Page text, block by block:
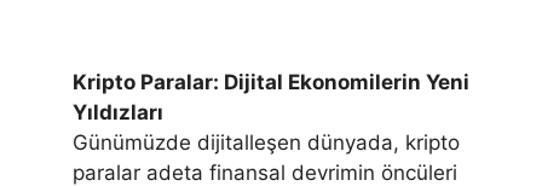
Kripto Paralar: Dijital Ekonomilerin Yeni
Yıldızları
Günümüzde dijitalleşen dünyada, kripto
paralar adeta finansal devrimin öncüleri